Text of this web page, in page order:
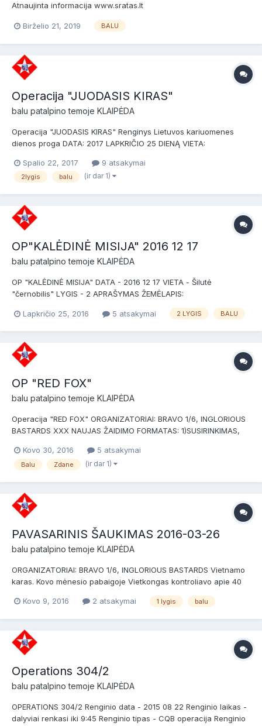
Atnaujinta informacija www.sratas.lt
Birželio 21, 2019 BALU
Operacija "JUODASIS KIRAS"
balu patalpino temoje KLAIPĖDA
Operacija "JUODASIS KIRAS" Renginys Lietuvos kariuomenes
dienos proga DATA: 2017 LAPKRIČIO 25 DIENĄ VIETA:
apie LSB lygius) LAIKAS: Žaidėjai į žaidimą renkasi iki 09:00
Žaidimas iki 16:00 MOKESTIS: 12 EUR Į MOK...
Spalio 22, 2017 9 atsakymai
2lygis balu (ir dar 1)
OP"KALĖDINĖ MISIJA" 2016 12 17
balu patalpino temoje KLAIPĖDA
OP "KALĖDINĖ MISIJA" DATA - 2016 12 17 VIETA - Šilutė
"černobilis" LYGIS - 2 APRAŠYMAS ŽEMĖLAPIS:
Lapkričio 25, 2016 5 atsakymai 2 LYGIS BALU
OP "RED FOX"
balu patalpino temoje KLAIPĖDA
Operacija "RED FOX" ORGANIZATORIAI: BRAVO 1/6, INGLORIOUS
BASTARDS XXX NAUJAS ŽAIDIMO FORMATAS: 1)SUSIRINKIMAS,
(task forces) - vygdanti misija žaidėjų grupė 2. OF (opposition
forces) - ginybos pozicija užiman...
Kovo 30, 2016 5 atsakymai
Balu Zdane (ir dar 1)
PAVASARINIS ŠAUKIMAS 2016-03-26
balu patalpino temoje KLAIPĖDA
ORGANIZATORIAI: BRAVO 1/6, INGLORIOUS BASTARDS Vietnamo
karas. Kovo mėnesio pabaigoje Vietkongas kontroliavo apie 40
keitėsi Pietų Vietnamo vyriausybės ir negalėjo kontroliuoti
Kovo 9, 2016 2 atsakymai 1 lygis balu
Operations 304/2
balu patalpino temoje KLAIPĖDA
OPERATIONS 304/2 Renginio data - 2015 08 22 Renginio laikas -
dalyviai renkasi iki 9:45 Renginio tipas - CQB operacija Renginio